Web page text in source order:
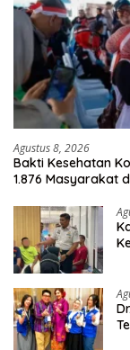
Agustus 8, 2026
Bakti Kesehatan
1.876 Masyarakat